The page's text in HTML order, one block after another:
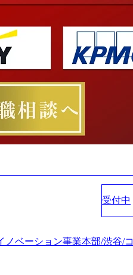
受付中
ノベーション事業本部/渋谷/